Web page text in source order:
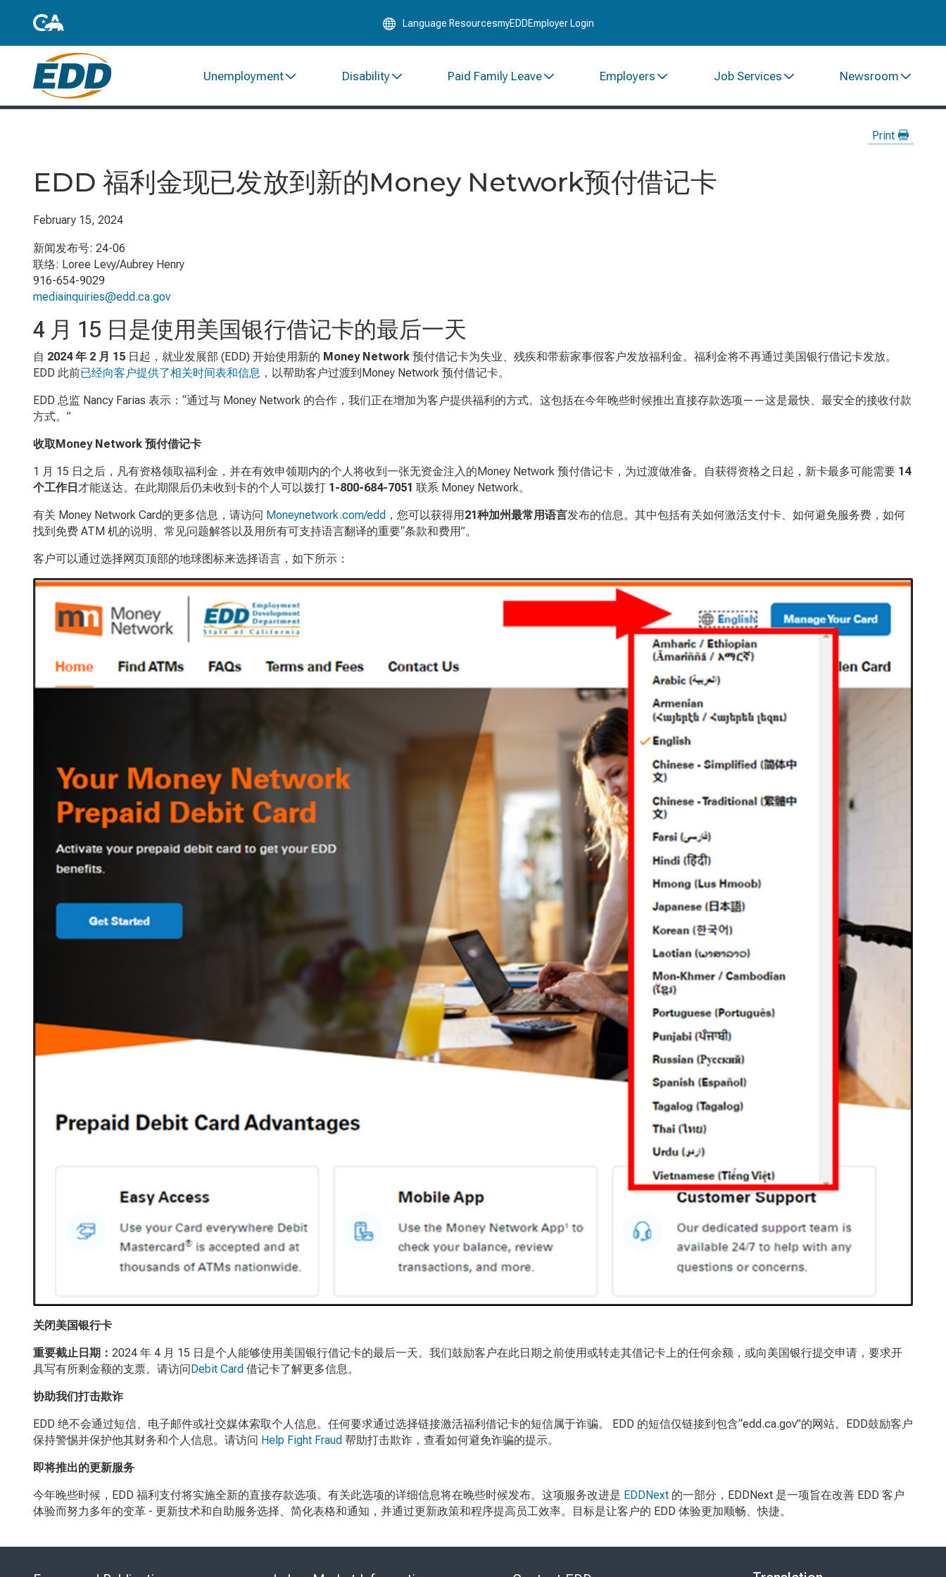
to
Language ResourcesmyEDDEmployer Login
Unemployment Disability Paid Family Leave Employers Job Services Newsroom
Print
EDD 福利金现已发放到新的Money Network预付借记卡
February 15, 2024
新闻发布号: 24-06
联络: Loree Levy/Aubrey Henry
916-654-9029
mediainquiries@edd.ca.gov
4 月 15 日是使用美国银行借记卡的最后一天
自 2024年 2 月 15 日起，就业发展部 (EDD) 开始使用新的 Money Network 预付借记卡为失业、残疾和带薪家事假客户发放福利金。福利金将不再通过美国银行借记卡发放。
EDD 此前已经向客户提供了相关时间表和信息 ，以帮助客户过渡到Money Network 预付借记卡。
EDD 总监 Nancy Farias 表示：“通过与 Money Network 的合作，我们正在增加为客户提供福利的方式。这包括在今年晚些时候推出直接存款选项——这是最快、最安全的接收付款
方式。”
收取Money Network 预付借记卡
1 月 15 日之后，凡有资格领取福利金，并在有效申领期内的个人将收到一张无资金注入的Money Network 预付借记卡，为过渡做准备。自获得资格之日起，新卡最多可能需要 14
个工作日才能送达。在此期限后仍未收到卡的个人可以拨打 1-800-684-7051 联系 Money Network。
有关 Money Network Card的更多信息，请访问 Moneynetwork.com/edd ，您可以获得用21种加州最常用语言发布的信息。其中包括有关如何激活支付卡、如何避免服务费，如何
找到免费 ATM 机的说明、常见问题解答以及用所有可支持语言翻译的重要“条款和费用”。
客户可以通过选择网页顶部的地球图标来选择语言，如下所示：
关闭美国银行卡
重要截止日期： 2024 年 4 月 15 日是个人能够使用美国银行借记卡的最后一天。我们鼓励客户在此日期之前使用或转走其借记卡上的任何余额，或向美国银行提交申请，要求开
具写有所剩金额的支票。请访问 Debit Card 借记卡了解更多信息。
协助我们打击欺诈
EDD 绝不会通过短信、电子邮件或社交媒体索取个人信息。任何要求通过选择链接激活福利借记卡的短信属于诈骗。 EDD 的短信仅链接到包含“edd.ca.gov”的网站。 EDD鼓励客户
保持警惕并保护他其财务和个人信息。请访问 Help Fight Fraud 帮助打击欺诈，查看如何避免诈骗的提示。
即将推出的更新服务
今年晚些时候，EDD 福利支付将实施全新的直接存款选项。有关此选项的详细信息将在晚些时候发布。这项服务改进是 EDDNext 的一部分， EDDNext 是一项旨在改善 EDD 客户
体验而努力多年的变革 - 更新技术和自助服务选择、简化表格和通知，并通过更新政策和程序提高员工效率。目标是让客户的 EDD 体验更加顺畅、快捷。